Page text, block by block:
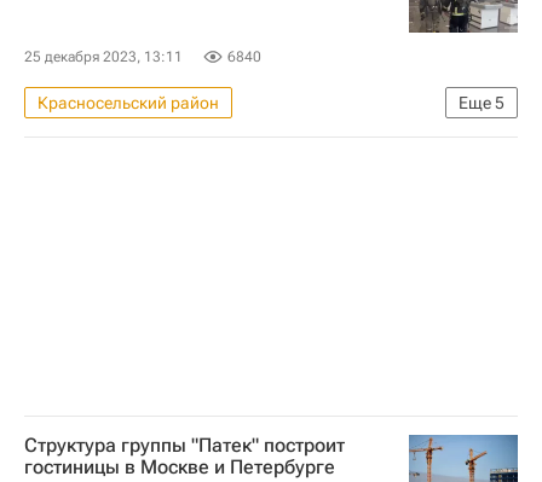
Комплекс городского хозяйства Москвы
Городская среда
Благоустройство
25 декабря 2023, 13:11 6840
Еще5
Красносельский район
Лемана Про (ранее – Леруа Мерлен)
Структура группы "Патек" построит
гостиницы в Москве и Петербурге